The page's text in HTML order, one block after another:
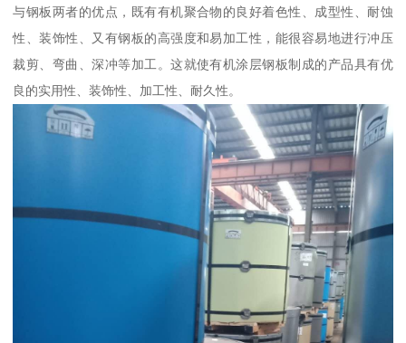
与钢板两者的优点，既有有机聚合物的良好着色性、成型性、耐蚀
性、装饰性、又有钢板的高强度和易加工性，能很容易地进行冲压
裁剪、弯曲、深冲等加工。这就使有机涂层钢板制成的产品具有优
良的实用性、装饰性、加工性、耐久性。